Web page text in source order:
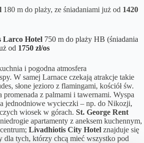
180 m do plaży, ze śniadaniami już od 1420
Larco Hotel 750 m do plaży HB (śniadania
od 1750 zł/os
i pogodna atmosfera
W samej Larnace czekają atrakcje takie
słone jezioro z flamingami, kościół św.
z palmami i tawernami. Wyspa
jednodniowe wycieczki – np. do Nikozji,
wiosek w górach. St. George Rent
apartamenty z aneksem kuchennym,
Livadhiotis City Hotel znajduje się
dla tych, którzy chcą mieć wszystko pod